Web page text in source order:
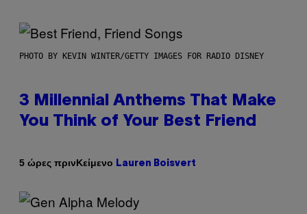
PHOTO BY KEVIN WINTER/GETTY IMAGES FOR RADIO DISNEY
3 Millennial Anthems That Make
You Think of Your Best Friend
5 ώρες πρινΚείμενο Lauren Boisvert